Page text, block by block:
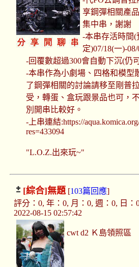
享鋼彈相關產
集中串，謝謝
-本串存活時間(
定)07/18(一)-
-回覆數超過300會自動下沉(仍
-本串作為小劇場、四格和模型
了鋼彈相關的討論請移至剛普
受，轉蛋、盒玩跟景品也可，
別開串比較好。
-上串連結:https://
res=433094
"L.O.Z.出來玩~"
[綜合]無題[103篇回應]
評分：0, 年：0, 月：0, 週：0, 日：
2022-08-15 02:57:42
cwt d2 Ｋ島領照區